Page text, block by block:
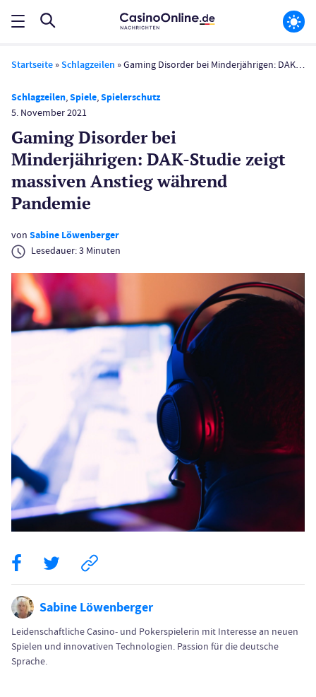
Startseite »Schlagzeilen »Gaming Disorder bei Minderjährigen: DAK-Studie zeigt massiven Anstieg während Pandemie
Schlagzeilen,Spiele,Spielerschutz
5. November 2021
Gaming Disorder bei
Minderjährigen: DAK-Studie zeigt
massiven Anstieg während
Pandemie
von Sabine Löwenberger
Lesedauer:3 Minuten
Sabine Löwenberger
Leidenschaftliche Casino- und Pokerspielerin mit Interesse an neuen
Spielen und innovativen Technologien. Passion für die deutsche
Sprache.